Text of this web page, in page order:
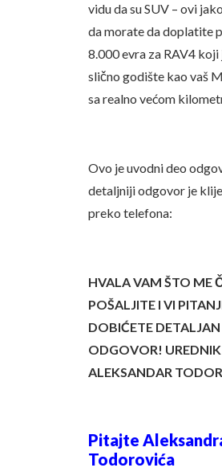
vidu da su SUV – ovi
da morate da doplatite
8.000 evra za RAV4
slično godište kao vaš
sa realno većom
Ovo je uvodni deo
detaljniji odgovor je
preko telefona:
HVALA VAM ŠTO ME
POŠALJITE I VI
DOBIĆETE DETALJAN
ODGOVOR! UREDNIK
ALEKSANDAR
Pitajte
Todorovića